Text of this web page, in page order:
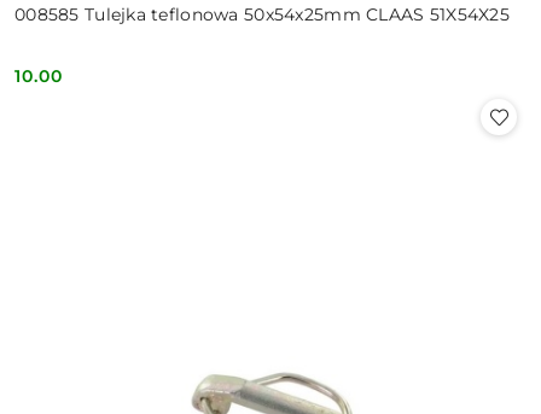
008585 Tulejka teflonowa 50x54x25mm CLAAS 51X54X25
Cena:
10.00